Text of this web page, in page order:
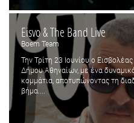
Eisvo & The Band Live
Boem Team
Την Τρίτη 23 Ιουνίου ο
Δήμου Αθηναίων, με ένα
κομμάτια, αποτυπώνοντας τη
βήμα....